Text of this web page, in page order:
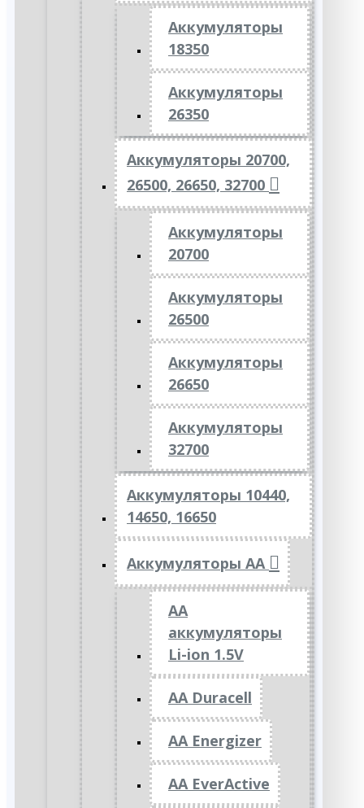
Аккумуляторы
18350
Аккумуляторы
26350
Аккумуляторы 20700,
26500, 26650, 32700
Аккумуляторы
20700
Аккумуляторы
26500
Аккумуляторы
26650
Аккумуляторы
32700
Аккумуляторы 10440,
14650, 16650
Аккумуляторы АА
AA
аккумуляторы
Li-ion 1.5V
AA Duracell
AA Energizer
AA EverActive